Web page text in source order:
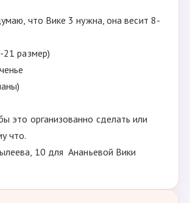
что Вике 3 нужна, она весит 8-
21 размер)
это организованно сделать или
что.
10 для Ананьевой Вики